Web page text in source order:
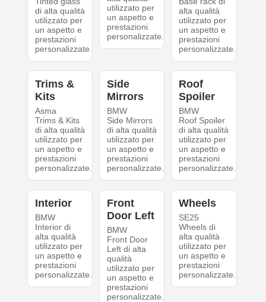
di alta qualità
utilizzato per
un aspetto e
prestazioni
personalizzate.
utilizzato per
un aspetto e
prestazioni
personalizzate.
alta qualità
utilizzato per
un aspetto e
prestazioni
personalizzate.
Trims &
Kits
Asma
Trims & Kits
di alta qualità
utilizzato per
un aspetto e
prestazioni
personalizzate.
Side
Mirrors
BMW
Side Mirrors
di alta qualità
utilizzato per
un aspetto e
prestazioni
personalizzate.
Roof
Spoiler
BMW
Roof Spoiler
di alta qualità
utilizzato per
un aspetto e
prestazioni
personalizzate.
Interior
BMW
Interior di
alta qualità
utilizzato per
un aspetto e
prestazioni
personalizzate.
Front
Door Left
BMW
Front Door
Left di alta
qualità
utilizzato per
un aspetto e
prestazioni
personalizzate.
Wheels
SE25
Wheels di
alta qualità
utilizzato per
un aspetto e
prestazioni
personalizzate.